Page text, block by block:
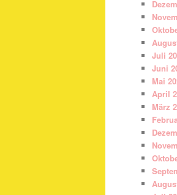
Juli
Juni
Mai
April
März